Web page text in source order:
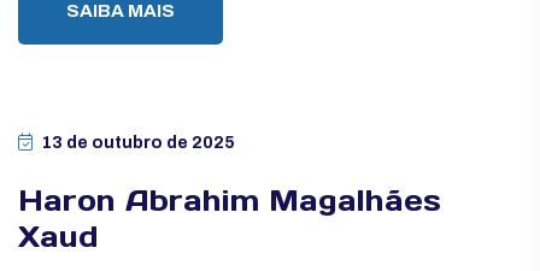
SAIBA MAIS
13 de outubro de 2025
Haron Abrahim Magalhães
Xaud